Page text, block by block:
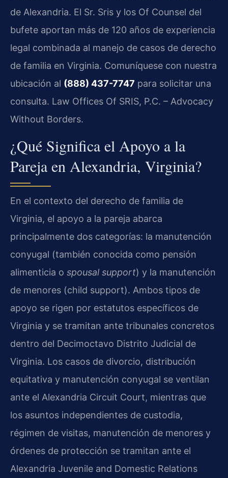
de Alexandria. El Sr. Sris y los Of Counsel del
bufete aportan más de 120 años de experiencia
legal combinada al manejo de casos de derecho
de familia en Virginia. Comuníquese con nuestra
ubicación al (888) 437-7747 para solicitar una
consulta. Law Offices Of SRIS, P.C. – Advocacy
Without Borders.
¿Qué Significa el Apoyo a la
Pareja en Alexandria, Virginia?
En el contexto del derecho de familia de
Virginia, el apoyo a la pareja abarca
principalmente dos categorías: la manutención
conyugal (también conocida como pensión
alimenticia o spousal support) y la manutención
de menores (child support). Ambos tipos de
apoyo se rigen por estatutos específicos de
Virginia y se tramitan ante tribunales concretos
dentro del Decimoctavo Distrito Judicial de
Virginia. Los casos de divorcio, distribución
equitativa y manutención conyugal se ventilan
ante el Alexandria Circuit Court, mientras que
los asuntos independientes de custodia,
régimen de visitas, manutención de menores y
órdenes de protección se tramitan ante el
Alexandria Juvenile and Domestic Relations